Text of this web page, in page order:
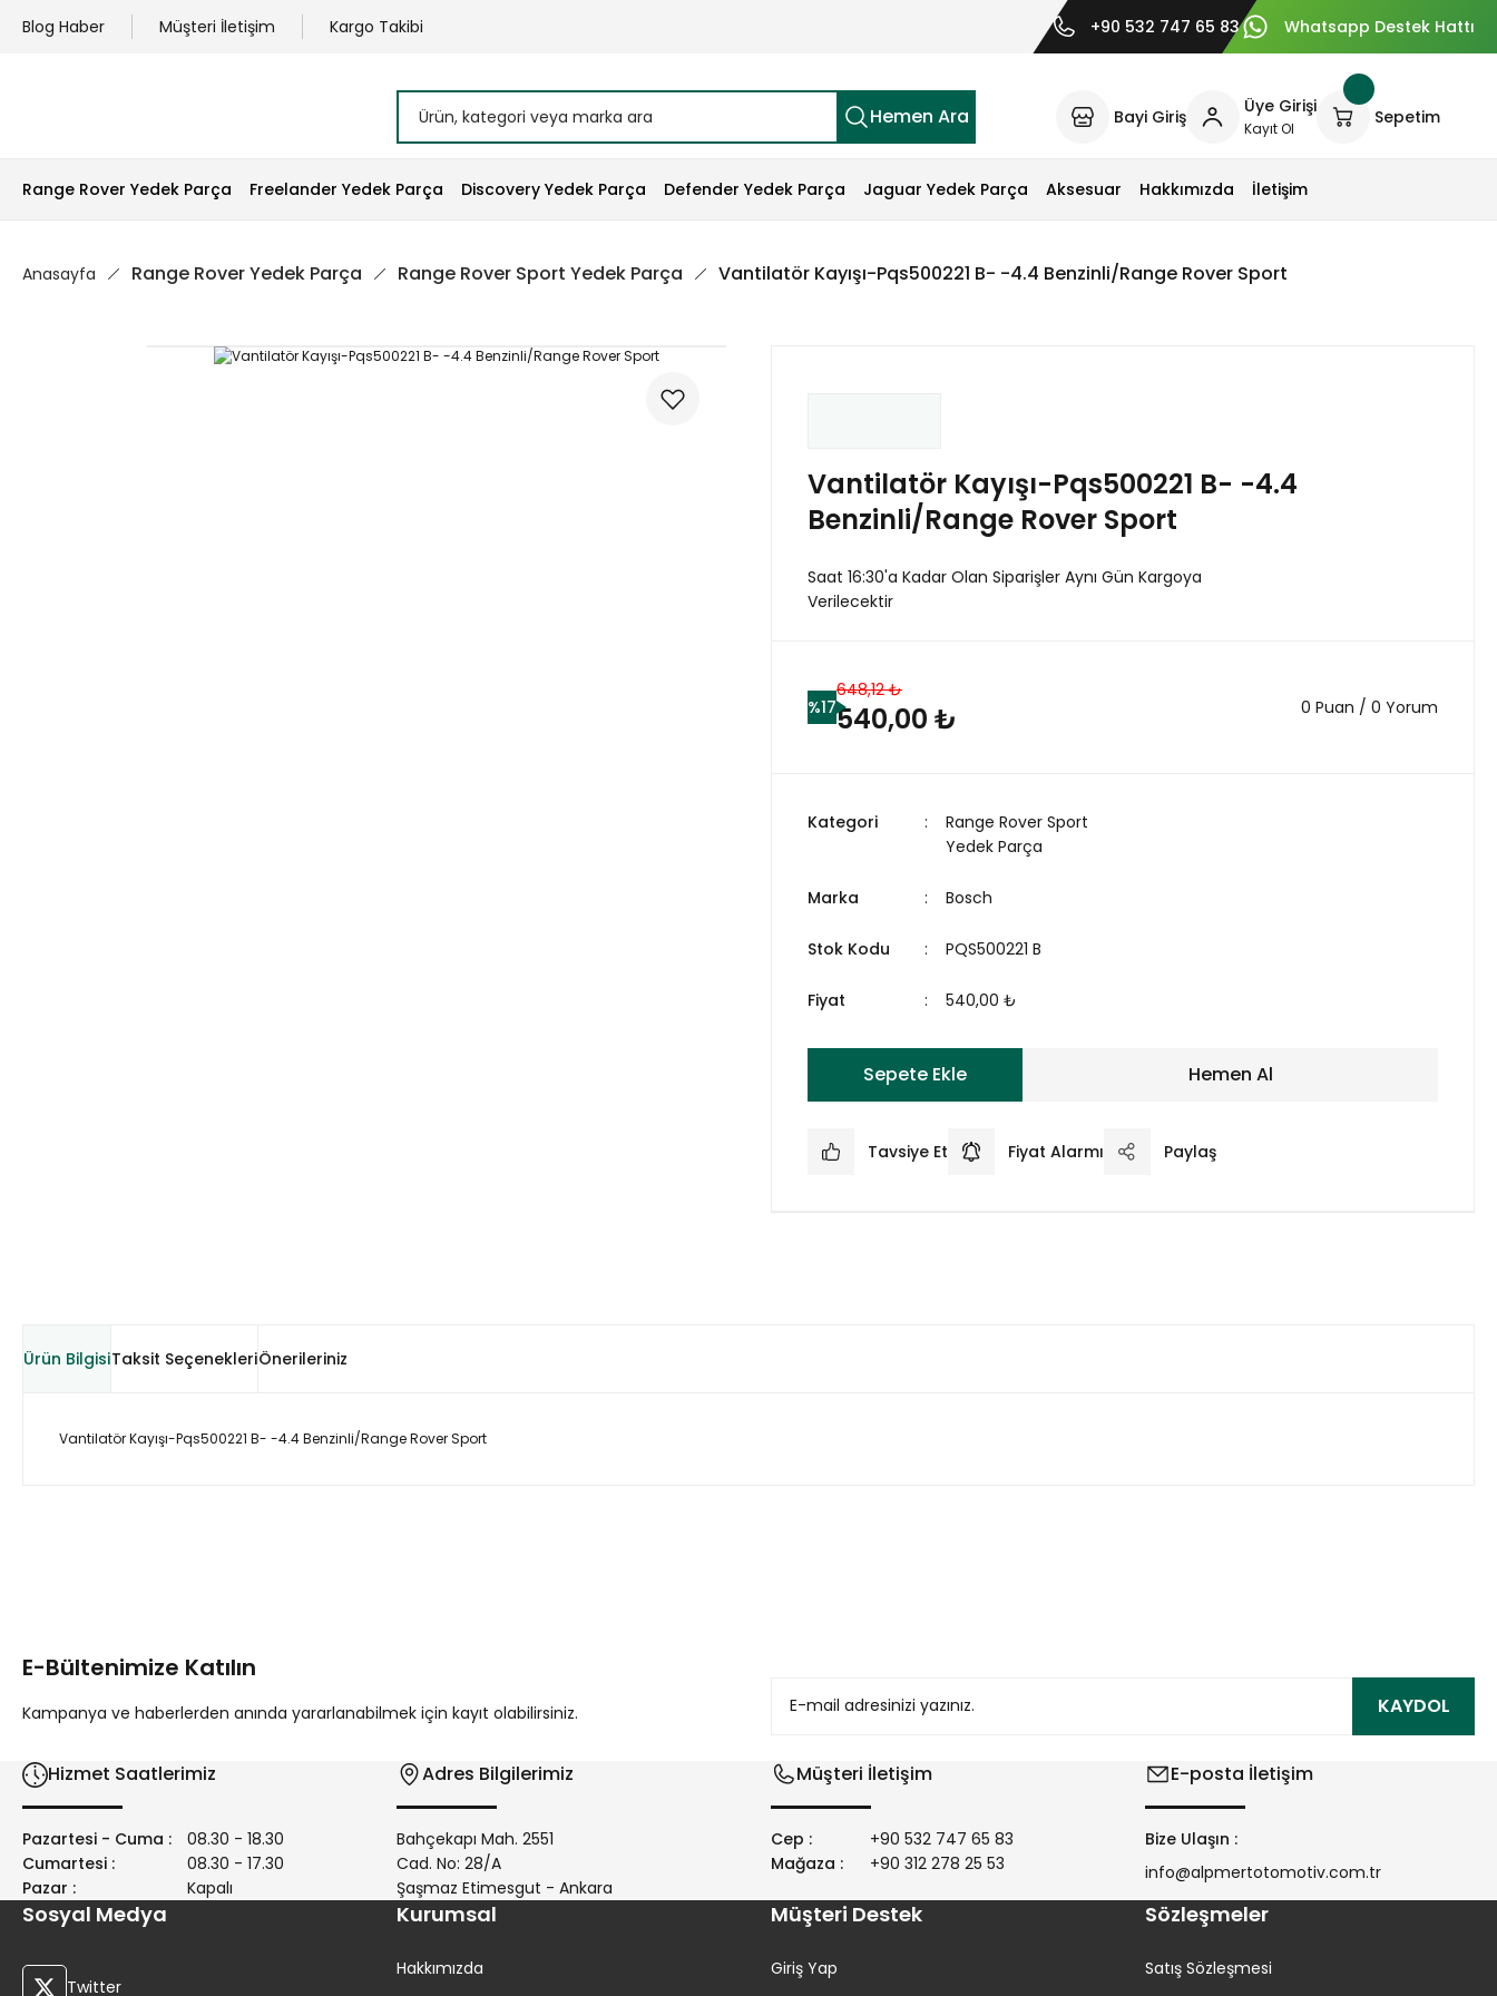
Blog Haber Müşteri İletişim Kargo Takibi +90 532 747 65 83 Whatsapp Destek Hattı
Hemen Ara Bayi Giriş Üye Girişi
Kayıt Ol
Sepetim
Range Rover Yedek Parça Freelander Yedek Parça Discovery Yedek Parça Defender Yedek Parça Jaguar Yedek Parça Aksesuar Hakkımızda İletişim
Anasayfa Range Rover Yedek Parça Range Rover Sport Yedek Parça Vantilatör Kayışı-Pqs500221 B- -4.4 Benzinli/Range Rover Sport
Vantilatör Kayışı-Pqs500221 B- -4.4
Benzinli/Range Rover Sport
Saat 16:30'a Kadar Olan Siparişler Aynı Gün Kargoya
Verilecektir
%17
648,12 ₺
540,00 ₺ 0 Puan / 0 Yorum
Kategori
Range Rover Sport
Yedek Parça
Marka Bosch
Stok Kodu PQS500221 B
Fiyat 540,00 ₺
Sepete Ekle Hemen Al
Tavsiye Et Fiyat Alarmı Paylaş
Ürün BilgisiTaksit SeçenekleriÖnerileriniz
Vantilatör Kayışı-Pqs500221 B- -4.4 Benzinli/Range Rover Sport
Ürün bilgilerinde hatalar bulunuyor.
E-Bültenimize Katılın
Kampanya ve haberlerden anında yararlanabilmek için kayıt olabilirsiniz. KAYDOL
Hizmet Saatlerimiz
Pazartesi - Cuma :
08.30 - 18.30
Cumartesi :
08.30 - 17.30
Pazar :
Kapalı
Adres Bilgilerimiz
Bahçekapı Mah. 2551
Cad. No: 28/A
Şaşmaz Etimesgut - Ankara
Müşteri İletişim
Cep :
+90 532 747 65 83
Mağaza :
+90 312 278 25 53
E-posta İletişim
Bize Ulaşın :
info@alpmertotomotiv.com.tr
Sosyal Medya
Twitter
Kurumsal
Hakkımızda
Müşteri Destek
Giriş Yap
Sözleşmeler
Satış Sözleşmesi